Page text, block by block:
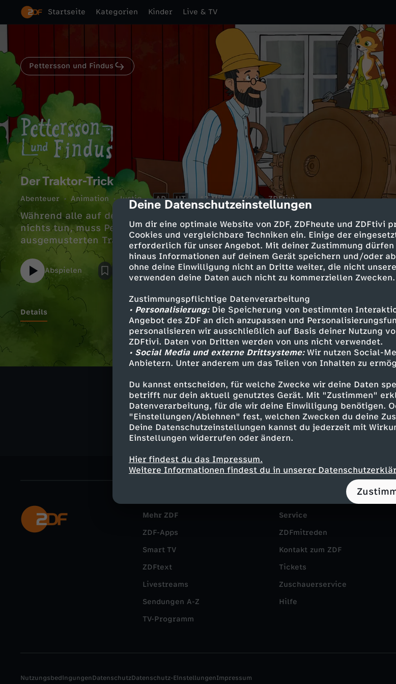
cmp-dialog-description
Deine Datenschutzeinstellungen
Um dir eine optimale Website von ZDF, ZDFheute und ZDFtivi
Cookies und vergleichbare Techniken ein. Einige der
erforderlich für unser Angebot. Mit deiner Zustimmung
hinaus Informationen auf deinem Gerät speichern und/oder
ohne deine Einwilligung nicht an Dritte weiter, die nicht
verwenden deine Daten auch nicht zu kommerziellen Zwecken.
Zustimmungspflichtige Datenverarbeitung
• Personalisierung:Die Speicherung von bestimmten
Angebot des ZDF an dich anzupassen und
personalisieren wir ausschließlich auf Basis deiner Nutzung
ZDFtivi. Daten von Dritten werden von uns nicht verwendet.
• Social Media und externe Drittsysteme:Wir nutzen Social-
Anbietern. Unter anderem um das Teilen von Inhalten zu
Du kannst entscheiden, für welche Zwecke wir deine Daten
betrifft nur dein aktuell genutztes Gerät. Mit "Zustimmen"
Datenverarbeitung, für die wir deine Einwilligung benötigen.
"Einstellungen/Ablehnen" fest, welchen Zwecken du deine
Deine Datenschutzeinstellungen kannst du jederzeit mit
Einstellungen widerrufen oder ändern.
Hier findest du das Impressum.
Weitere Informationen findest du in unserer
Startseite Kategorien Kinder Live & TV
Pettersson und Findus
Der Traktor-Trick
Abenteuer Animation lustig AD UT 12 Min. 2021 ZDFtivi
Während alle auf dem Hof in der Hitze schwitzen und am liebsten gar
nichts tun, muss Pettersson seinen uralten, seit einiger Zeit
ausgemusterten Traktor flott machen.
Abspielen
Details
Ähnliche Inhalte entdecken
Abenteuer Animation lustig
Pettersson und Findus
Mehr ZDF
ZDF-Apps
Smart TV
ZDFtext
Livestreams
Sendungen A-Z
TV-Programm
Service
ZDFmitreden
Kontakt zum ZDF
Tickets
Zuschauerservice
Hilfe
NutzungsbedingungenDatenschutzDatenschutz-EinstellungenImpressum